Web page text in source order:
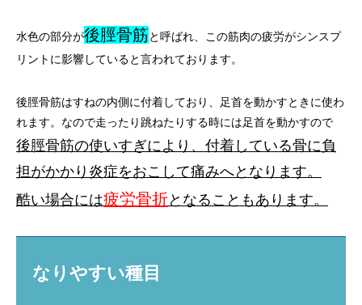
水色の部分が後脛骨筋と呼ばれ、この筋肉の疲労がシンスプ
リントに影響していると言われております。
後脛骨筋はすねの内側に付着しており、足首を動かすときに使わ
れます。なので走ったり跳ねたりする時には足首を動かすので
後脛骨筋の使いすぎにより、付着している骨に負
担がかかり炎症をおこして痛みへとなります。
酷い場合には疲労骨折となることもあります。
なりやすい種目